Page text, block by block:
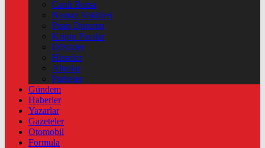
Canlı Borsa
Namaz Vakitleri
Puan Durumu
Kripto Paralar
Dövizler
Hisseler
Altınlar
Pariteler
Gündem
Haberler
Yazarlar
Gazeteler
Otomobil
Formula